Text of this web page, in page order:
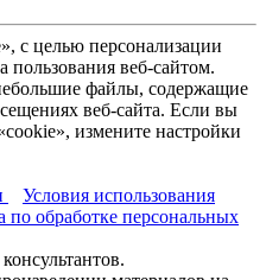
с целью персонализации
пользования веб-сайтом.
файлы, содержащие
веб-сайта. Если вы
измените настройки
Условия использования
по обработке персональных